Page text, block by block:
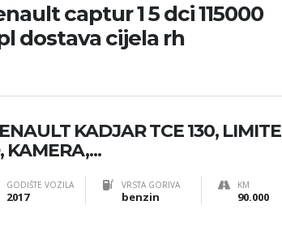
captur 1 5 dci 115000
dostava cijela rh
KADJAR TCE 130, LIMITE
KAMERA,...
GODIŠTE VOZILA
2017
VRSTA GORIVA
benzin
KM
90.000